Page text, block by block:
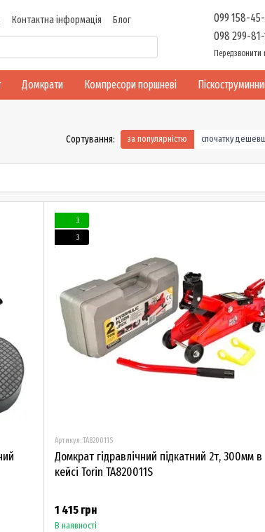
Контактна інформація
Блог
099 158-
098 299-
Передзвонити
Домкрати Компресори поршневі
Сортування: за популярністю спочатку
3
3
Артикул: TA820011S
Домкрат гідравлічний підкатний 2т, 300мм в
кейсі Torin TA820011S
1 415 грн
В наявності